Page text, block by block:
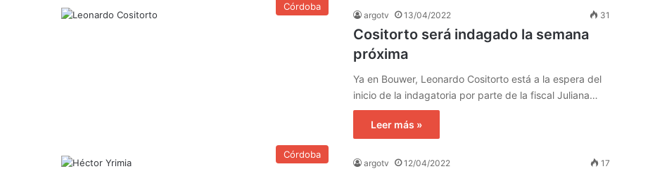
Córdoba
argotv 13/04/2022 31
Cositorto será indagado la semana
próxima
Ya en Bouwer, Leonardo Cositorto está a la espera del
inicio de la indagatoria por parte de la fiscal Juliana…
Leer más »
Córdoba
argotv 12/04/2022 17